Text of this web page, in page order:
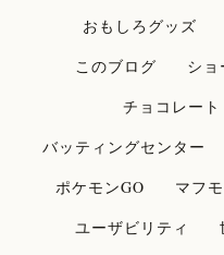
おもしろグッズ
このブログ
ショ
チョコレート
バッティングセンター
ポケモンGO
マフ
ユーザビリティ